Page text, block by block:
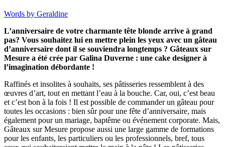
Words by Geraldine
L’anniversaire de votre charmante tête blonde arrive à grand
pas? Vous souhaitez lui en mettre plein les yeux avec un gâteau
d’anniversaire dont il se souviendra longtemps ? Gâteaux sur
Mesure a été crée par Galina Duverne : une cake designer à
l’imagination débordante !
Raffinés et insolites à souhaits, ses pâtisseries ressemblent à des
œuvres d’art, tout en mettant l’eau à la bouche. Car, oui, c’est beau
et c’est bon à la fois ! Il est possible de commander un gâteau pour
toutes les occasions : bien sûr pour une fête d’anniversaire, mais
également pour un mariage, baptême ou événement corporate. Mais,
Gâteaux sur Mesure propose aussi une large gamme de formations
pour les enfants, les particuliers ou les professionnels, bref, tous